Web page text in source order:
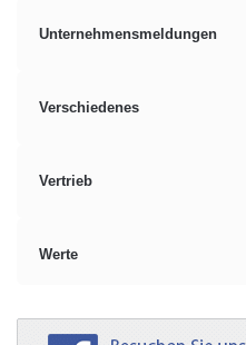
Unternehmensmeldungen
Verschiedenes
Vertrieb
Werte